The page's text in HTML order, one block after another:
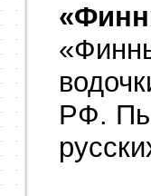
РФ.